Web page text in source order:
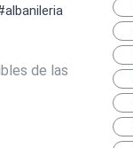
de las